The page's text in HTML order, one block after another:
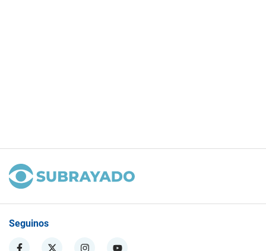
Seguinos